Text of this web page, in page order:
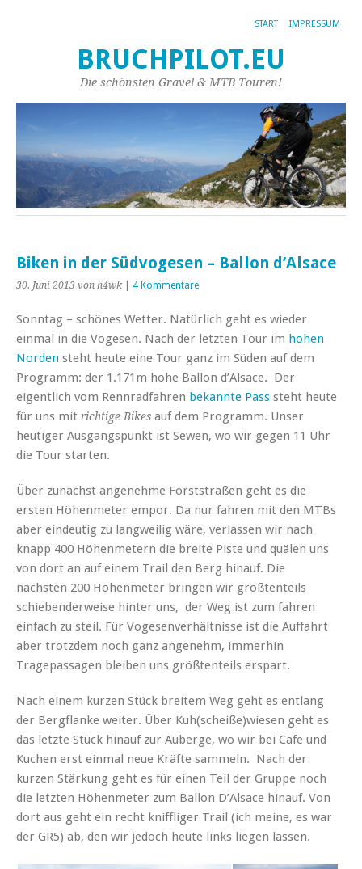
START IMPRESSUM
BRUCHPILOT.EU
Die schönsten Gravel & MTB Touren!
Biken in der Südvogesen – Ballon d’Alsace
30. Juni 2013 von h4wk 4 Kommentare
Sonntag – schönes Wetter. Natürlich geht es wieder
einmal in die Vogesen. Nach der letzten Tour im hohen
Norden steht heute eine Tour ganz im Süden auf dem
Programm: der 1.171m hohe Ballon d’Alsace. Der
eigentlich vom Rennradfahren bekannte Pass steht heute
für uns mit richtige Bikes auf dem Programm. Unser
heutiger Ausgangspunkt ist Sewen, wo wir gegen 11 Uhr
die Tour starten.
Über zunächst angenehme Forststraßen geht es die
ersten Höhenmeter empor. Da nur fahren mit den MTBs
aber eindeutig zu langweilig wäre, verlassen wir nach
knapp 400 Höhenmetern die breite Piste und quälen uns
von dort an auf einem Trail den Berg hinauf. Die
nächsten 200 Höhenmeter bringen wir größtenteils
schiebenderweise hinter uns, der Weg ist zum fahren
einfach zu steil. Für Vogesenverhältnisse ist die Auffahrt
aber trotzdem noch ganz angenehm, immerhin
Tragepassagen bleiben uns größtenteils erspart.
Nach einem kurzen Stück breitem Weg geht es entlang
der Bergflanke weiter. Über Kuh(scheiße)wiesen geht es
das letzte Stück hinauf zur Auberge, wo wir bei Cafe und
Kuchen erst einmal neue Kräfte sammeln. Nach der
kurzen Stärkung geht es für einen Teil der Gruppe noch
die letzten Höhenmeter zum Ballon D’Alsace hinauf. Von
dort aus geht ein recht kniffliger Trail (ich meine, es war
der GR5) ab, den wir jedoch heute links liegen lassen.